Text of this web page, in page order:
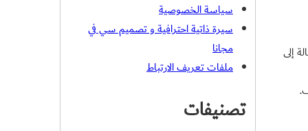
إلى
سياسة الخصوصية
سيرة ذاتية احترافية و تصميم سي في
مجانا
ملفات تعريف الارتباط
تصنيفات